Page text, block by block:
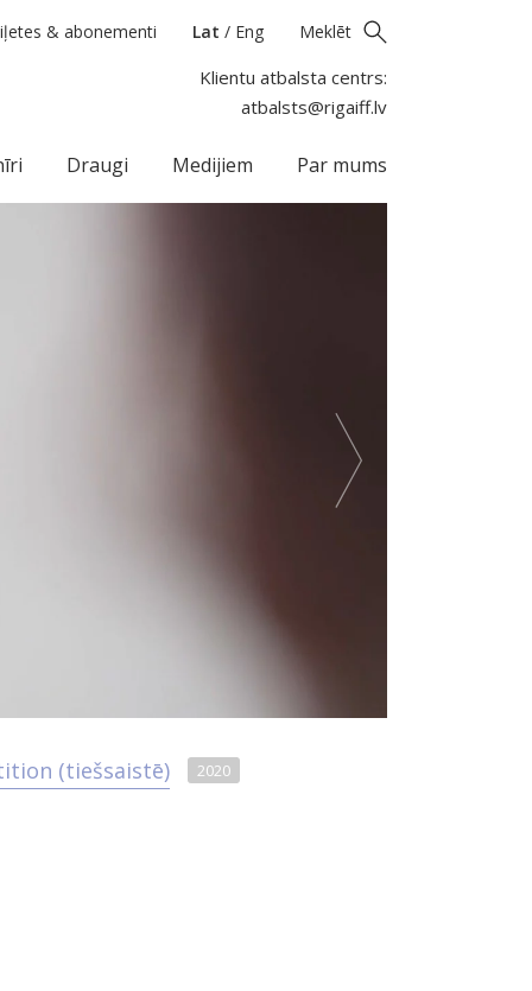
& abonementi Lat / Eng Meklēt
Klientu atbalsta centrs:
atbalsts@rigaiff.lv
Draugi Medijiem Par mums
(tiešsaistē) 2020